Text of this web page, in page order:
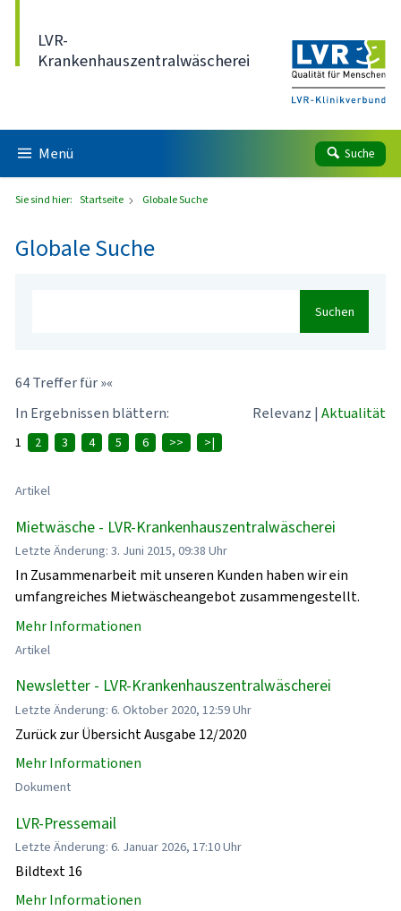
LVR-
Krankenhauszentralwäscherei
Menü Suche
Sie sind hier: Startseite Globale Suche
Globale Suche
Suchen
64 Treffer für »«
In Ergebnissen blättern:
Relevanz | Aktualität
1 2 3 4 5 6 >> >|
Artikel
Mietwäsche - LVR-Krankenhauszentralwäscherei
Letzte Änderung: 3. Juni 2015, 09:38 Uhr
In Zusammenarbeit mit unseren Kunden haben wir ein
umfangreiches Mietwäscheangebot zusammengestellt.
Mehr Informationen
Artikel
Newsletter - LVR-Krankenhauszentralwäscherei
Letzte Änderung: 6. Oktober 2020, 12:59 Uhr
Zurück zur Übersicht Ausgabe 12/2020
Mehr Informationen
Dokument
LVR-Pressemail
Letzte Änderung: 6. Januar 2026, 17:10 Uhr
Bildtext 16
Mehr Informationen